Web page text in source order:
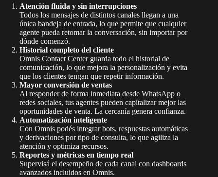
Atención fluida y sin interrupciones
Todos los mensajes de distintos canales llegan a una
única bandeja de entrada, lo que permite que cualquier
agente pueda retomar la conversación, sin importar por
dónde comenzó.
Historial completo del cliente
Omnis Contact Center guarda todo el historial de
comunicación, lo que mejora la personalización y evita
que los clientes tengan que repetir información.
Mayor conversión de ventas
Al responder de forma inmediata desde WhatsApp o
redes sociales, tus agentes pueden capitalizar mejor las
oportunidades de venta. La cercanía genera confianza.
Automatización inteligente
Con Omnis podés integrar bots, respuestas automáticas
y derivaciones por tipo de consulta, lo que agiliza la
atención y optimiza recursos.
Reportes y métricas en tiempo real
Supervisá el desempeño de cada canal con dashboards
avanzados incluidos en Omnis.